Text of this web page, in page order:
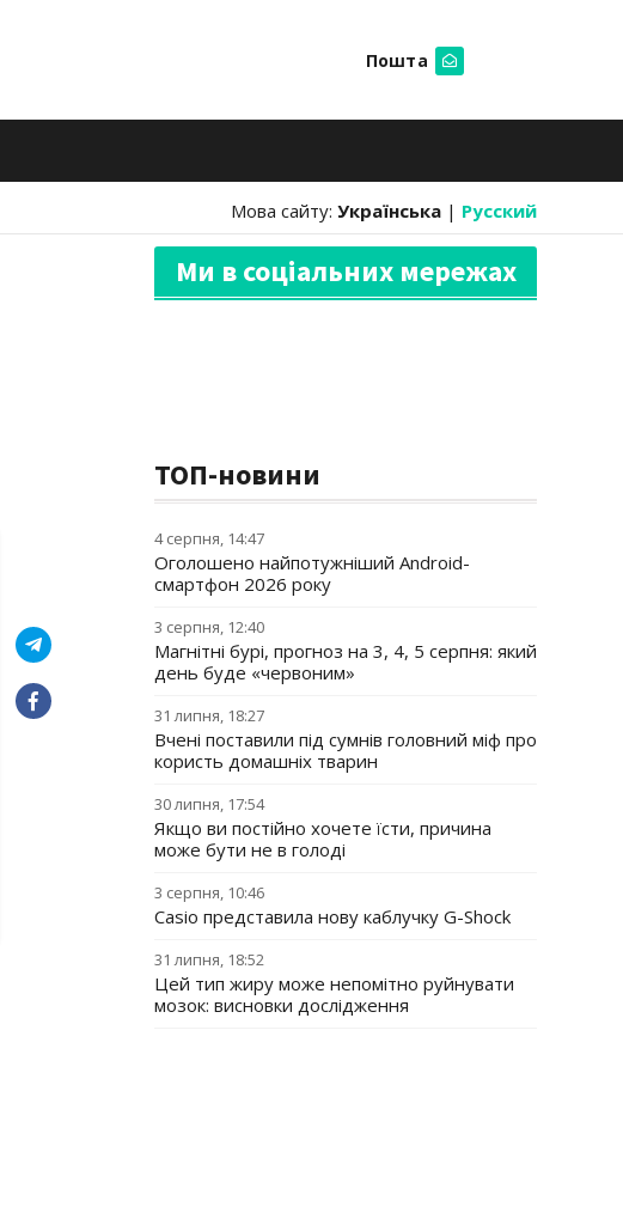
Пошта
Мова сайту: Українська | Русский
Ми в соціальних мережах
ТОП-новини
4 серпня, 14:47
Оголошено найпотужніший Android-
смартфон 2026 року
3 серпня, 12:40
Магнітні бурі, прогноз на 3, 4, 5 серпня: який
день буде «червоним»
31 липня, 18:27
Вчені поставили під сумнів головний міф про
користь домашніх тварин
30 липня, 17:54
Якщо ви постійно хочете їсти, причина
може бути не в голоді
3 серпня, 10:46
Casio представила нову каблучку G-Shock
31 липня, 18:52
Цей тип жиру може непомітно руйнувати
мозок: висновки дослідження